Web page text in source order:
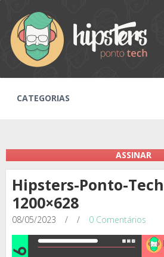
CATEGORIAS
ASSINAR
Hipsters-Ponto-
1200×628
08/05/2023 / / 0 Comentários